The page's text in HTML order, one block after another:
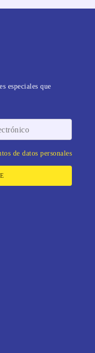
especiales que
de datos personales